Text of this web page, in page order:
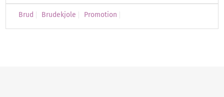
Brud Brudekjole Promotion